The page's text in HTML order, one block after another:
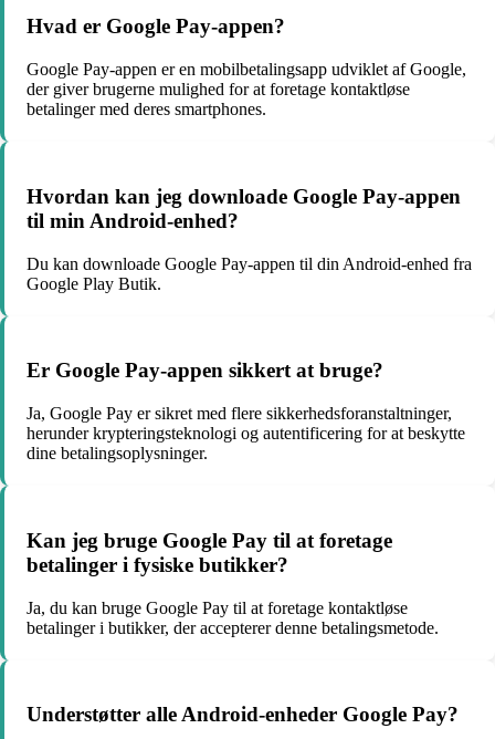
Hvad er Google Pay-appen?
Google Pay-appen er en mobilbetalingsapp udviklet af Google,
der giver brugerne mulighed for at foretage kontaktløse
betalinger med deres smartphones.
Hvordan kan jeg downloade Google Pay-appen
til min Android-enhed?
Du kan downloade Google Pay-appen til din Android-enhed fra
Google Play Butik.
Er Google Pay-appen sikkert at bruge?
Ja, Google Pay er sikret med flere sikkerhedsforanstaltninger,
herunder krypteringsteknologi og autentificering for at beskytte
dine betalingsoplysninger.
Kan jeg bruge Google Pay til at foretage
betalinger i fysiske butikker?
Ja, du kan bruge Google Pay til at foretage kontaktløse
betalinger i butikker, der accepterer denne betalingsmetode.
Understøtter alle Android-enheder Google Pay?